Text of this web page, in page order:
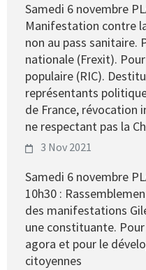
Samedi 6 novembre
Manifestation contre
non au pass sanitaire.
nationale (Frexit).
populaire (RIC).
représentants
de France, révocation
ne respectant pas la
3 Nov 2021
Samedi 6 novembre
10h30 :
des manifestations
une constituante.
agora et pour le
citoyennes